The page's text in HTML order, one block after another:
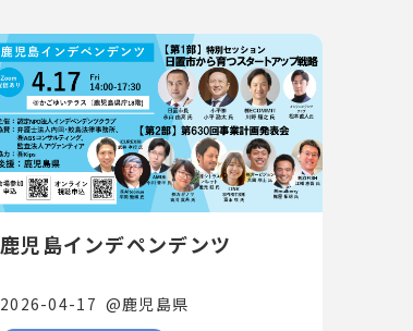
鹿児島インデペンデンツ
2026-04-17 @鹿児島県